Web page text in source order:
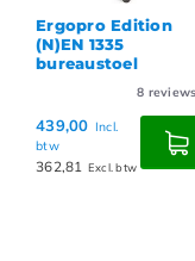
Ergopro Edition
(N)EN 1335
bureaustoel
8 reviews
439,00 Incl.
btw
362,81 Excl. btw